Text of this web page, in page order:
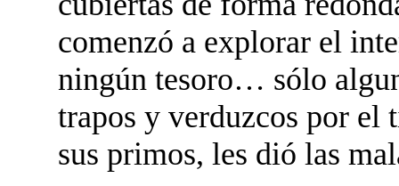
comenzó a explorar el
ningún tesoro… sólo
trapos y verduzcos por el
sus primos, les dió las